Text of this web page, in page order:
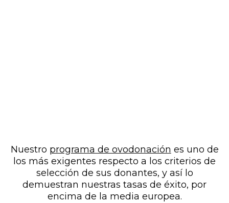
Nuestro programa de ovodonación es uno de
los más exigentes respecto a los criterios de
selección de sus donantes, y así lo
demuestran nuestras tasas de éxito, por
encima de la media europea.